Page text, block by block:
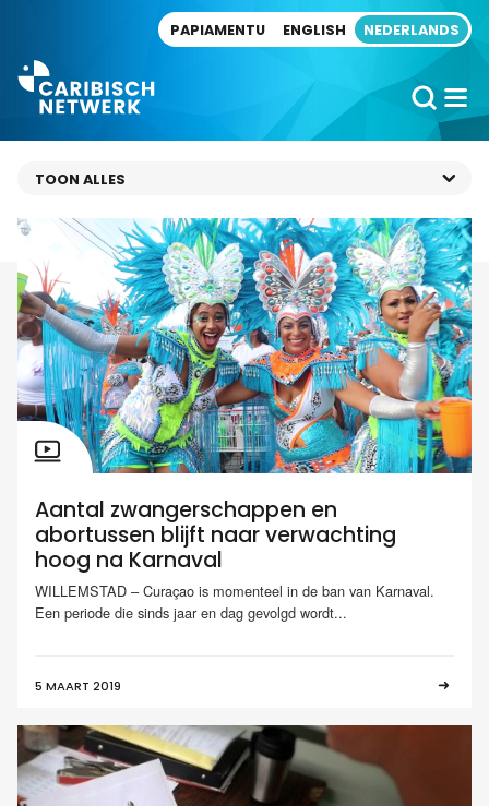
PAPIAMENTU ENGLISH NEDERLANDS
Aantal zwangerschappen en
abortussen blijft naar verwachting
hoog na Karnaval
WILLEMSTAD – Curaçao is momenteel in de ban van Karnaval.
Een periode die sinds jaar en dag gevolgd wordt...
5 MAART 2019